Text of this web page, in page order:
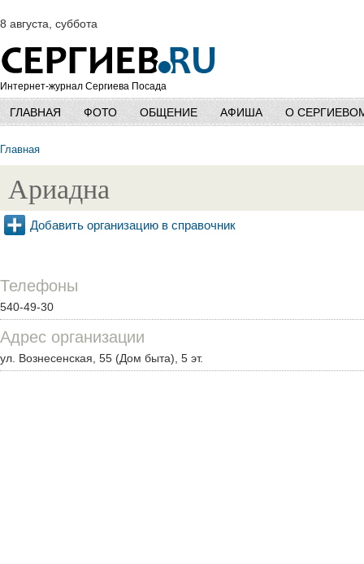
8 августа, суббота
Интернет-журнал Сергиева Посада
ГЛАВНАЯ ФОТО ОБЩЕНИЕ АФИША О
Главная
Ариадна
Добавить организацию в справочник
Телефоны
540-49-30
Адрес организации
ул. Вознесенская, 55 (Дом быта), 5 эт.